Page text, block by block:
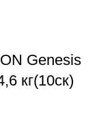
Genesis
кг(10ск)